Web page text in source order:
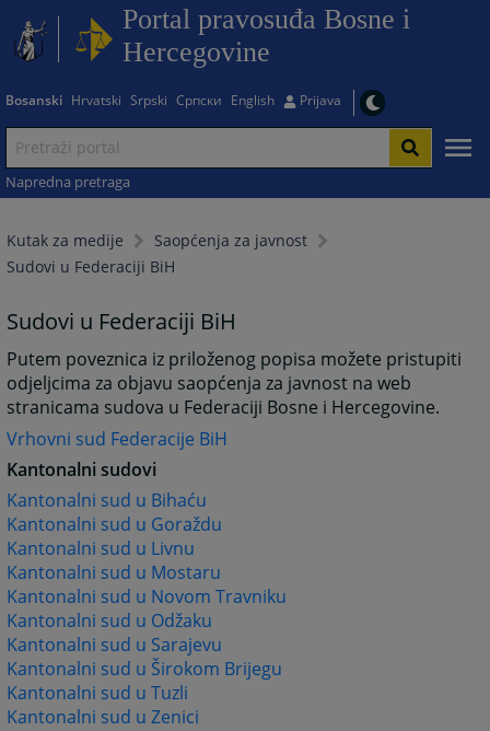
Portal pravosuđa Bosne i
Hercegovine
Bosanski Hrvatski Srpski Српски English Prijava
Napredna pretraga
Kutak za medije
Saopćenja za javnost
Sudovi u Federaciji BiH
Sudovi u Federaciji BiH
Putem poveznica iz priloženog popisa možete pristupiti
odjeljcima za objavu saopćenja za javnost na web
stranicama sudova u Federaciji Bosne i Hercegovine.
Vrhovni sud Federacije BiH
Kantonalni sudovi
Kantonalni sud u Bihaću
Kantonalni sud u Goraždu
Kantonalni sud u Livnu
Kantonalni sud u Mostaru
Kantonalni sud u Novom Travniku
Kantonalni sud u Odžaku
Kantonalni sud u Sarajevu
Kantonalni sud u Širokom Brijegu
Kantonalni sud u Tuzli
Kantonalni sud u Zenici